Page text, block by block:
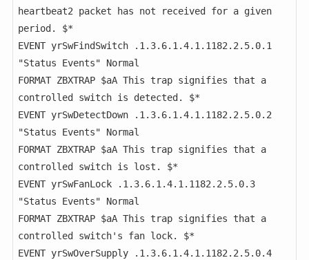
heartbeat2 packet has not received for a given
period. $*
EVENT yrSwFindSwitch .1.3.6.1.4.1.1182.2.5.0.1
"Status Events" Normal
FORMAT ZBXTRAP $aA This trap signifies that a
controlled switch is detected. $*
EVENT yrSwDetectDown .1.3.6.1.4.1.1182.2.5.0.2
"Status Events" Normal
FORMAT ZBXTRAP $aA This trap signifies that a
controlled switch is lost. $*
EVENT yrSwFanLock .1.3.6.1.4.1.1182.2.5.0.3
"Status Events" Normal
FORMAT ZBXTRAP $aA This trap signifies that a
controlled switch's fan lock. $*
EVENT yrSwOverSupply .1.3.6.1.4.1.1182.2.5.0.4